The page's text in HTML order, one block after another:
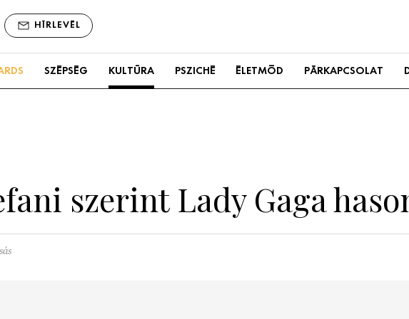
HÍRLEVÉL
SZÉPSÉG KULTÚRA PSZICHÉ ÉLETMÓD PÁRKAPCSOLAT
szerint Lady Gaga